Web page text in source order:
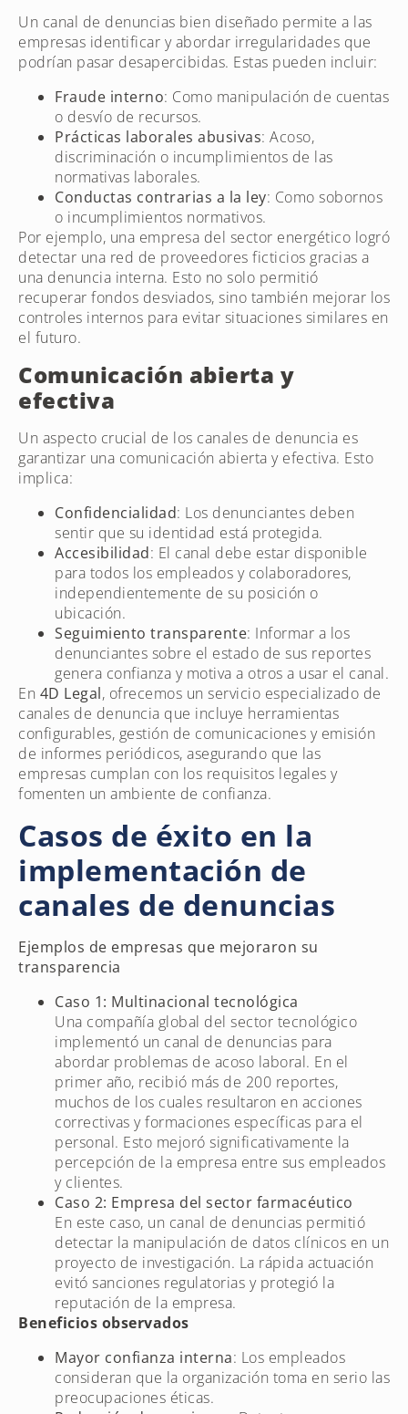
Un canal de denuncias bien diseñado permite a las
empresas identificar y abordar irregularidades que
podrían pasar desapercibidas. Estas pueden incluir:
Fraude interno: Como manipulación de cuentas
o desvío de recursos.
Prácticas laborales abusivas: Acoso,
discriminación o incumplimientos de las
normativas laborales.
Conductas contrarias a la ley: Como sobornos
o incumplimientos normativos.
Por ejemplo, una empresa del sector energético logró
detectar una red de proveedores ficticios gracias a
una denuncia interna. Esto no solo permitió
recuperar fondos desviados, sino también mejorar los
controles internos para evitar situaciones similares en
el futuro.
Comunicación abierta y
efectiva
Un aspecto crucial de los canales de denuncia es
garantizar una comunicación abierta y efectiva. Esto
implica:
Confidencialidad: Los denunciantes deben
sentir que su identidad está protegida.
Accesibilidad: El canal debe estar disponible
para todos los empleados y colaboradores,
independientemente de su posición o
ubicación.
Seguimiento transparente: Informar a los
denunciantes sobre el estado de sus reportes
genera confianza y motiva a otros a usar el canal.
En 4D Legal, ofrecemos un servicio especializado de
canales de denuncia que incluye herramientas
configurables, gestión de comunicaciones y emisión
de informes periódicos, asegurando que las
empresas cumplan con los requisitos legales y
fomenten un ambiente de confianza.
Casos de éxito en la
implementación de
canales de denuncias
Ejemplos de empresas que mejoraron su
transparencia
Caso 1: Multinacional tecnológica
Una compañía global del sector tecnológico
implementó un canal de denuncias para
abordar problemas de acoso laboral. En el
primer año, recibió más de 200 reportes,
muchos de los cuales resultaron en acciones
correctivas y formaciones específicas para el
personal. Esto mejoró significativamente la
percepción de la empresa entre sus empleados
y clientes.
Caso 2: Empresa del sector farmacéutico
En este caso, un canal de denuncias permitió
detectar la manipulación de datos clínicos en un
proyecto de investigación. La rápida actuación
evitó sanciones regulatorias y protegió la
reputación de la empresa.
Beneficios observados
Mayor confianza interna: Los empleados
consideran que la organización toma en serio las
preocupaciones éticas.